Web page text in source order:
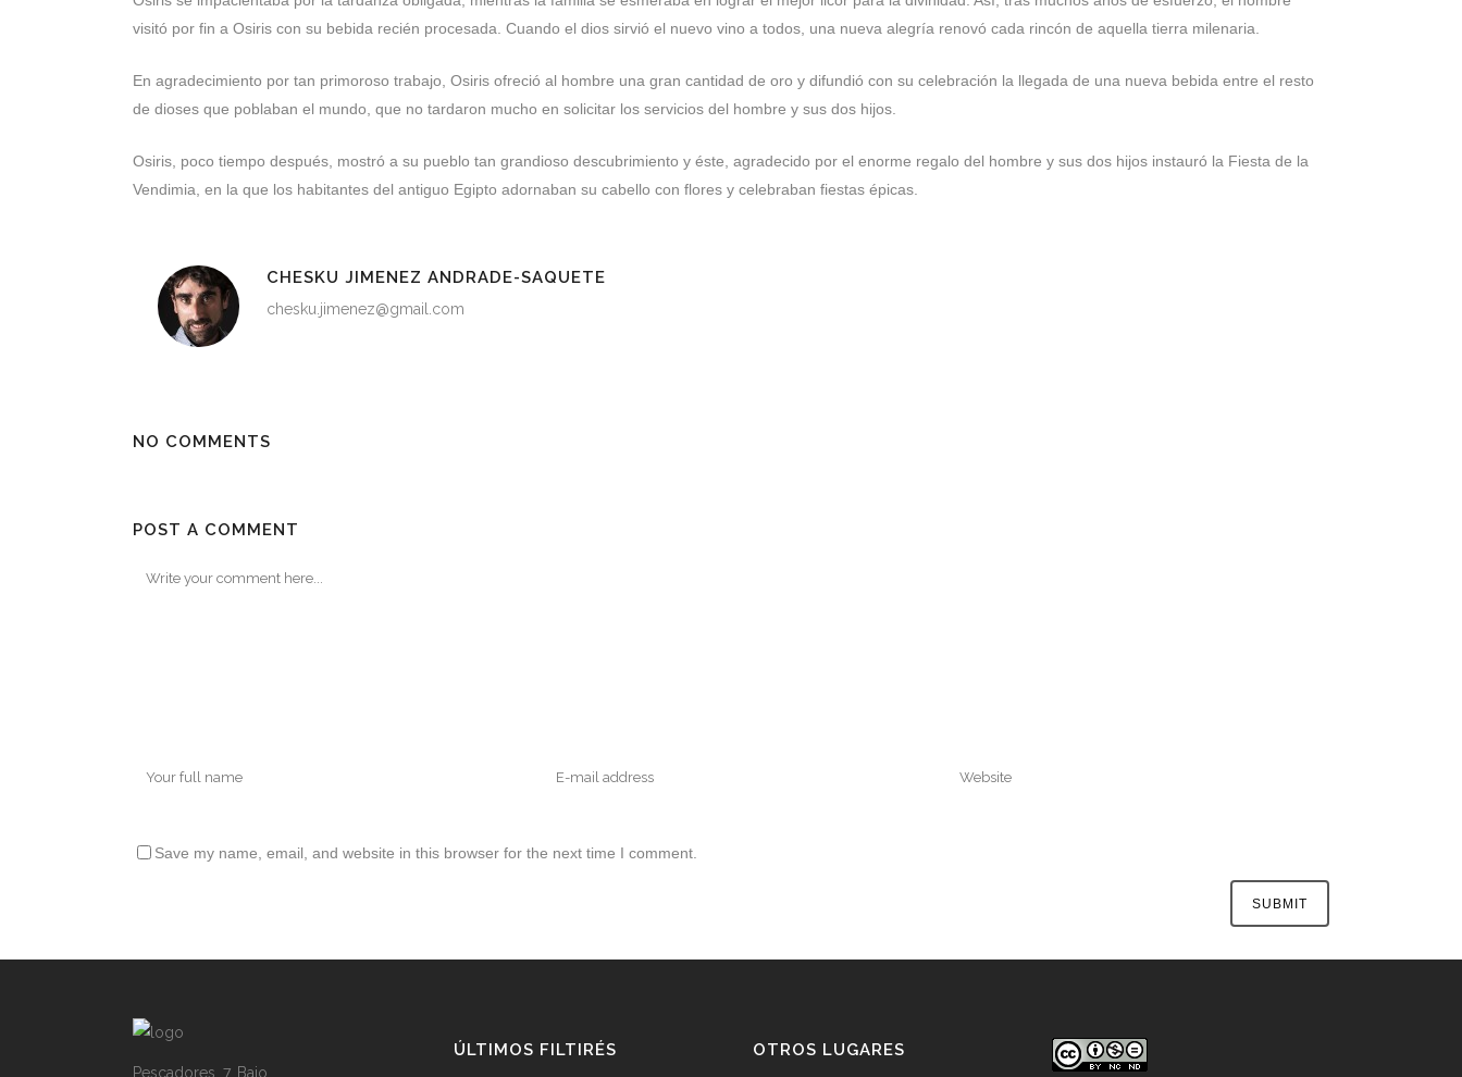
visitó por fin a Osiris con su bebida recién procesada. Cuando el dios sirvió el nuevo vino a todos, una nueva alegría renovó cada rincón de aquella tierra milenaria.
En agradecimiento por tan primoroso trabajo, Osiris ofreció al hombre una gran cantidad de oro y difundió con su celebración la llegada de una nueva bebida entre el resto
de dioses que poblaban el mundo, que no tardaron mucho en solicitar los servicios del hombre y sus dos hijos.
Osiris, poco tiempo después, mostró a su pueblo tan grandioso descubrimiento y éste, agradecido por el enorme regalo del hombre y sus dos hijos instauró la Fiesta de la
Vendimia, en la que los habitantes del antiguo Egipto adornaban su cabello con flores y celebraban fiestas épicas.
CHESKU JIMENEZ ANDRADE-SAQUETE
chesku.jimenez@gmail.com
NO COMMENTS
POST A COMMENT
Save my name, email, and website in this browser for the next time I comment.
Pescadores, 7, Bajo
ÚLTIMOS FILTIRÉS OTROS LUGARES